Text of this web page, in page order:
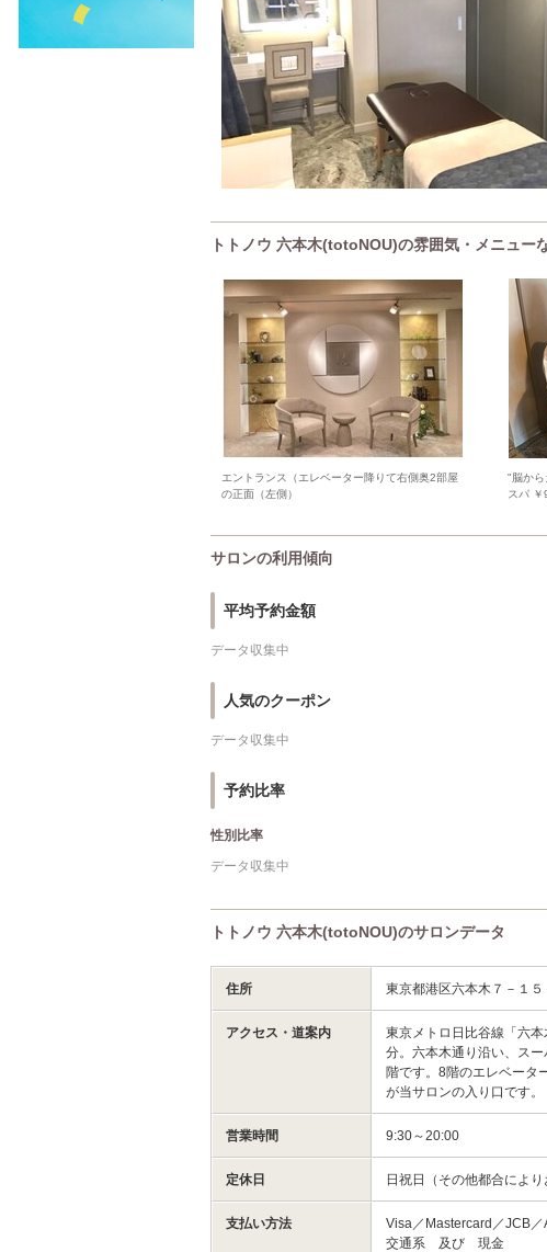
トトノウ 六本木(totoNOU)の雰囲気・メニュー
エントランス（エレベーター降りて右側奥2部屋
の正面（左側）
"脳から
スパ ￥
サロンの利用傾向
平均予約金額
データ収集中
人気のクーポン
データ収集中
予約比率
性別比率
データ収集中
トトノウ 六本木(totoNOU)のサロンデータ
住所 東京都港区六本木７－１
アクセス・道案内
東京メトロ日比谷線「六
分。六本木通り沿い、ス
階です。8階のエレベータ
が当サロンの入り口です。
営業時間 9:30～20:00
定休日 日祝日（その他都合によ
支払い方法
Visa／Mastercard／JCB
交通系 及び 現金